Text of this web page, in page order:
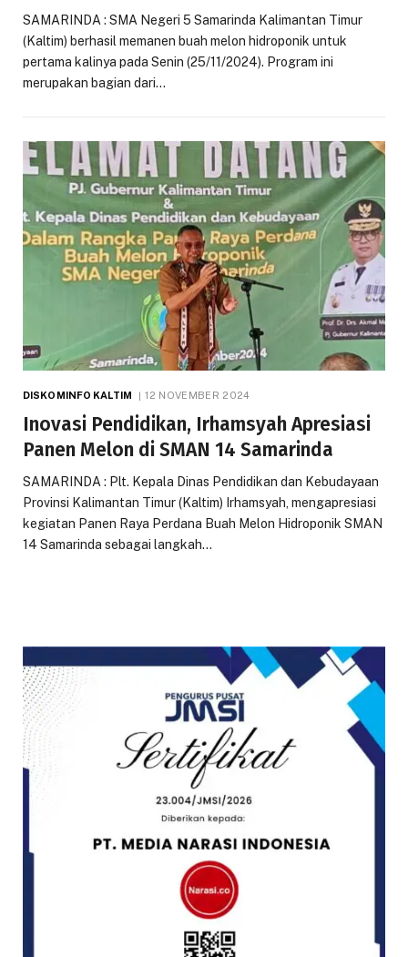
SAMARINDA : SMA Negeri 5 Samarinda Kalimantan Timur
(Kaltim) berhasil memanen buah melon hidroponik untuk
pertama kalinya pada Senin (25/11/2024). Program ini
merupakan bagian dari…
DISKOMINFO KALTIM 12 NOVEMBER 2024
Inovasi Pendidikan, Irhamsyah Apresiasi
Panen Melon di SMAN 14 Samarinda
SAMARINDA : Plt. Kepala Dinas Pendidikan dan Kebudayaan
Provinsi Kalimantan Timur (Kaltim) Irhamsyah, mengapresiasi
kegiatan Panen Raya Perdana Buah Melon Hidroponik SMAN
14 Samarinda sebagai langkah…